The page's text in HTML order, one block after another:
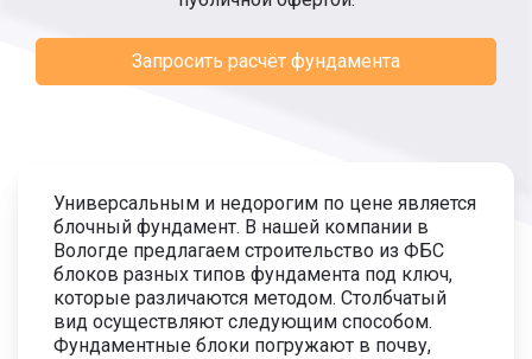
300/900 8x10
300/900 12x12 120 000
300/1200 6x6 48 000
300/1200 6x8 68 000
Запросить расчёт фундамента
Универсальным и недорогим по цене является
блочный фундамент. В нашей компании в
Вологде предлагаем строительство из ФБС
блоков разных типов фундамента под ключ,
которые различаются методом. Столбчатый
вид осуществляют следующим способом.
Фундаментные блоки погружают в почву,